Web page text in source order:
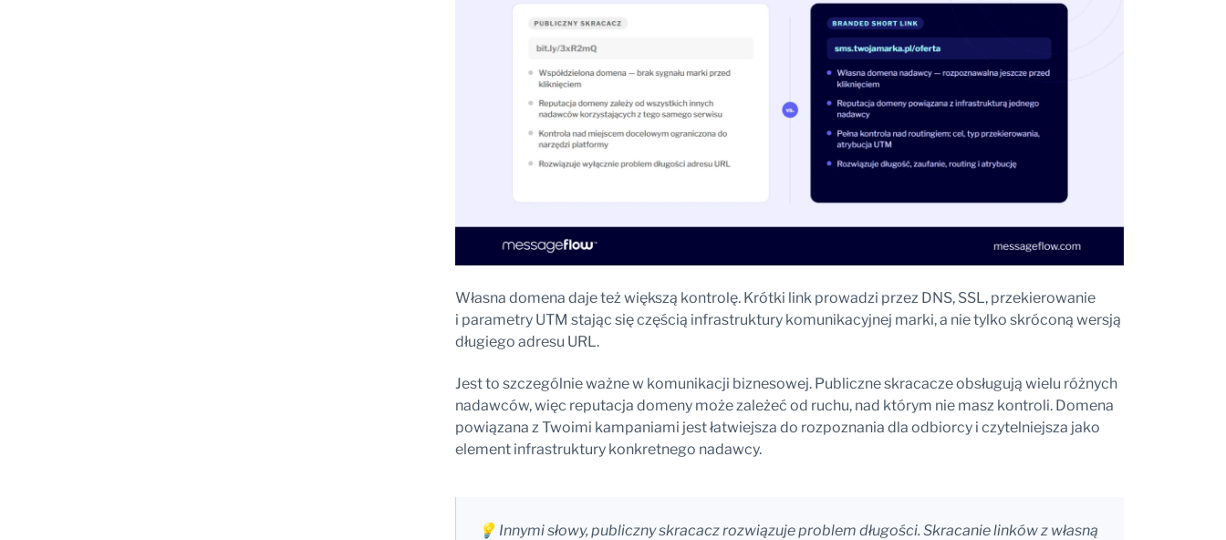
Własna domena daje też większą kontrolę. Krótki link prowadzi przez DNS, SSL, przekierowanie
i parametry UTM stając się częścią infrastruktury komunikacyjnej marki, a nie tylko skróconą wersją
długiego adresu URL.
Jest to szczególnie ważne w komunikacji biznesowej. Publiczne skracacze obsługują wielu różnych
nadawców, więc reputacja domeny może zależeć od ruchu, nad którym nie masz kontroli. Domena
powiązana z Twoimi kampaniami jest łatwiejsza do rozpoznania dla odbiorcy i czytelniejsza jako
element infrastruktury konkretnego nadawcy.
💡 Innymi słowy, publiczny skracacz rozwiązuje problem długości. Skracanie linków z własną